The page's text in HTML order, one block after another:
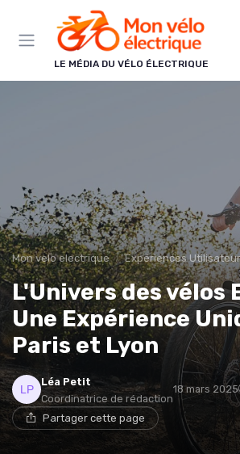
LE MÉDIA DU VÉLO ÉLECTRIQUE
Mon velo electrique Expériences
L'Univers des vélos
Une Expérience
Paris et Lyon
Léa Petit
Coordinatrice de rédaction
18 mars 2025
Partager cette page
Panneau de gestion des cookies